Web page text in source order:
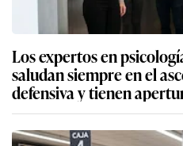
Los expertos en
saludan siempre en el
defensiva y tienen